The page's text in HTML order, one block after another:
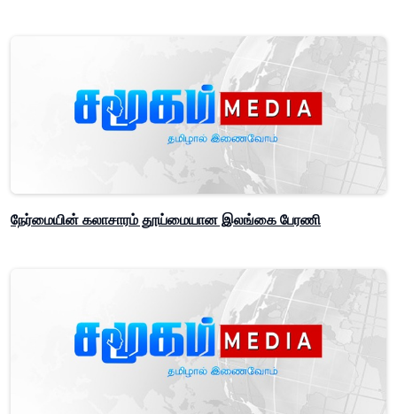
நேர்மையின் கலாசாரம் தூய்மையான இலங்கை பேரணி